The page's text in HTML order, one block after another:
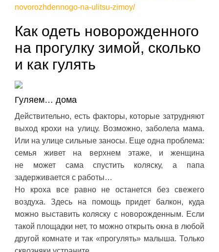
novorozhdennogo-na-ulitsu-zimoy/
Как одеть новорожденного
на прогулку зимой, сколько
и как гулять
Гуляем… дома
Действительно, есть факторы, которые затрудняют
выход крохи на улицу. Возможно, заболела мама.
Или на улице сильные заносы. Еще одна проблема:
семья живет на верхнем этаже, и женщина
не может сама спустить коляску, а папа
задерживается с работы…
Но кроха все равно не останется без свежего
воздуха. Здесь на помощь придет балкон, куда
можно выставить коляску с новорожденным. Если
такой площадки нет, то можно открыть окна в любой
другой комнате и так «прогулять» малыша. Только